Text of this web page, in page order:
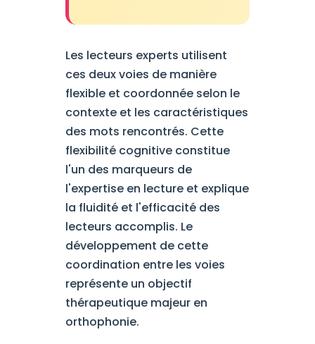
Les lecteurs experts utilisent
ces deux voies de manière
flexible et coordonnée selon le
contexte et les caractéristiques
des mots rencontrés. Cette
flexibilité cognitive constitue
l'un des marqueurs de
l'expertise en lecture et explique
la fluidité et l'efficacité des
lecteurs accomplis. Le
développement de cette
coordination entre les voies
représente un objectif
thérapeutique majeur en
orthophonie.